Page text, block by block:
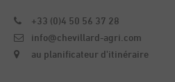
+33 (0)4 50 56 37 28
info@chevillard-agri.com
au planificateur d'itinéraire